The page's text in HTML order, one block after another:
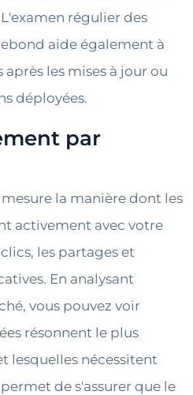
régulier des
aide également à
les mises à jour ou
déployées.
par
la manière dont les
activement avec votre
les partages et
En analysant
vous pouvez voir
résonnent le plus
lesquelles nécessitent
de s'assurer que le